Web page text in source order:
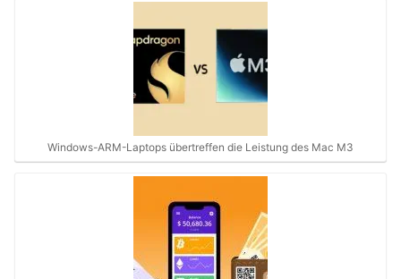
Windows-ARM-Laptops übertreffen die Leistung des Mac M3